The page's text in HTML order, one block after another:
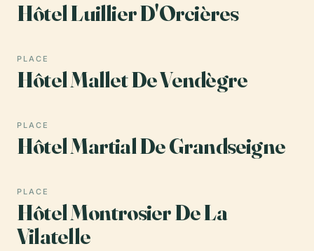
Hôtel Luillier D'Orcières
PLACE
Hôtel Mallet De Vendègre
PLACE
Hôtel Martial De Grandseigne
PLACE
Hôtel Montrosier De La
Vilatelle